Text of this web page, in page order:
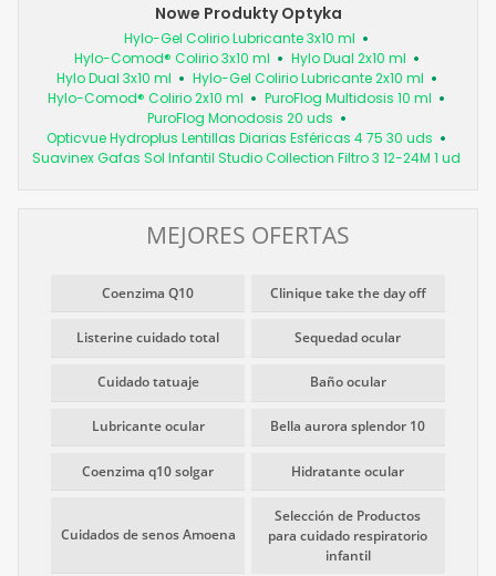
Nowe Produkty Optyka
Hylo-Gel Colirio Lubricante 3x10 ml
Hylo-Comod® Colirio 3x10 ml
Hylo Dual 2x10 ml
Hylo Dual 3x10 ml
Hylo-Gel Colirio Lubricante 2x10 ml
Hylo-Comod® Colirio 2x10 ml
PuroFlog Multidosis 10 ml
PuroFlog Monodosis 20 uds
Opticvue Hydroplus Lentillas Diarias Esféricas 4 75 30 uds
Suavinex Gafas Sol Infantil Studio Collection Filtro 3 12-24M 1 ud
MEJORES OFERTAS
Coenzima Q10 Clinique take the day off
Listerine cuidado total Sequedad ocular
Cuidado tatuaje Baño ocular
Lubricante ocular Bella aurora splendor 10
Coenzima q10 solgar Hidratante ocular
Cuidados de senos Amoena
Selección de Productos
para cuidado respiratorio
infantil